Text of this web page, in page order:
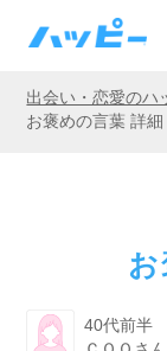
出会い・恋愛のハ
40代前半